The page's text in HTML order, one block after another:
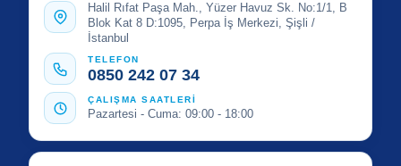
Halil Rıfat Paşa Mah., Yüzer Havuz Sk. No:1/1, B
Blok Kat 8 D:1095, Perpa İş Merkezi, Şişli /
İstanbul
TELEFON
0850 242 07 34
ÇALIŞMA SAATLERİ
Pazartesi - Cuma: 09:00 - 18:00